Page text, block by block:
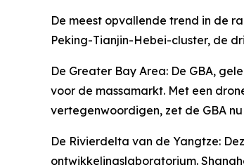
De meest opvallende trend in de
Peking-Tianjin-Hebei-cluster, de
De Greater Bay Area: De GBA,
voor de massamarkt. Met een
vertegenwoordigen, zet de GBA
De Rivierdelta van de Yangtze:
ontwikkelingslaboratorium.